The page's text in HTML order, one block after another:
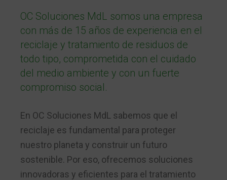
OC Soluciones MdL somos una empresa
con más de 15 años de experiencia en el
reciclaje y tratamiento de residuos de
todo tipo, comprometida con el cuidado
del medio ambiente y con un fuerte
compromiso social.
En OC Soluciones MdL sabemos que el
reciclaje es fundamental para proteger
nuestro planeta y construir un futuro
sostenible. Por eso, ofrecemos soluciones
innovadoras y eficientes para el tratamiento